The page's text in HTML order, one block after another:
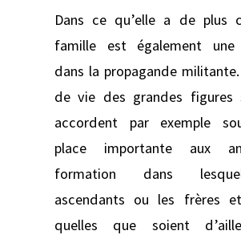
Dans ce qu’elle a de plus
famille est également une
dans la propagande
de vie des grandes figures
accordent par exemple
place importante aux
formation dans
ascendants ou les frères
quelles que soient